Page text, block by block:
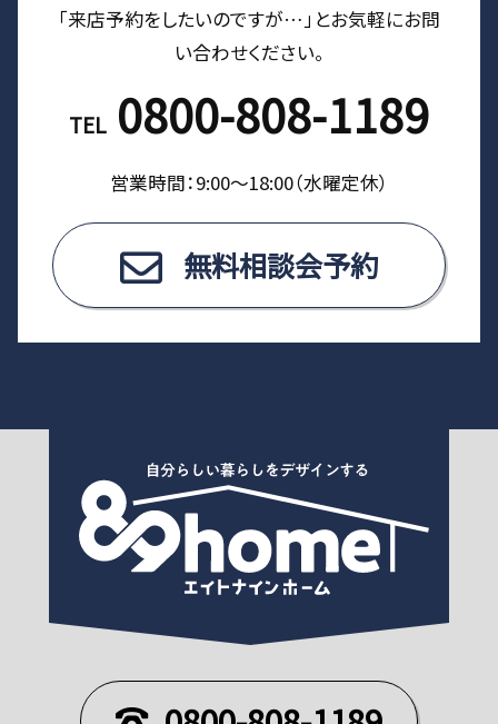
「来店予約をしたいのですが…」とお気軽にお問
い合わせください。
TEL 0800-808-1189
営業時間：9:00〜18:00（⽔曜定休）
無料相談会予約